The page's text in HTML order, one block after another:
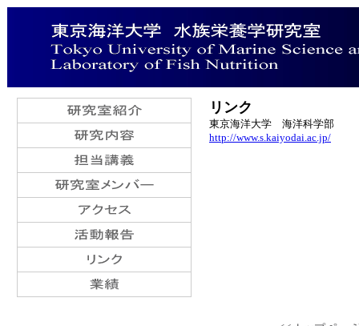
リンク
東京海洋大学 海洋科学部
http://www.s.kaiyodai.ac.jp/